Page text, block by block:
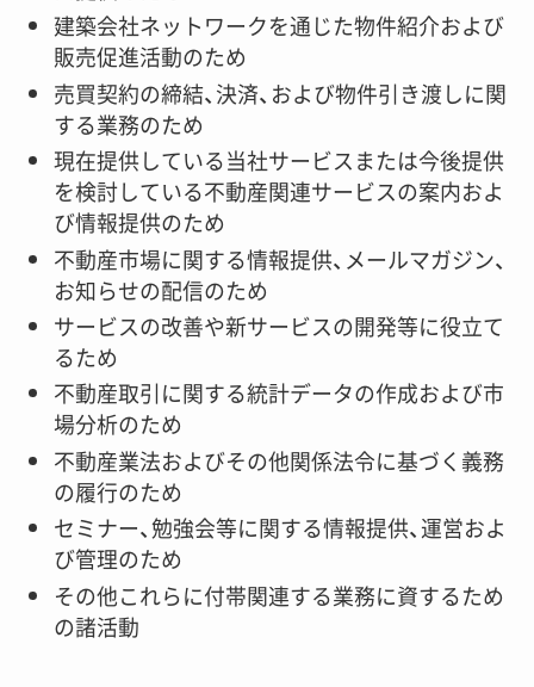
建築会社ネットワークを通じた物件紹介および
販売促進活動のため
売買契約の締結、決済、および物件引き渡しに関
する業務のため
現在提供している当社サービスまたは今後提供
を検討している不動産関連サービスの案内およ
び情報提供のため
不動産市場に関する情報提供、メールマガジン、
お知らせの配信のため
サービスの改善や新サービスの開発等に役立て
るため
不動産取引に関する統計データの作成および市
場分析のため
不動産業法およびその他関係法令に基づく義務
の履行のため
セミナー、勉強会等に関する情報提供、運営およ
び管理のため
その他これらに付帯関連する業務に資するため
の諸活動